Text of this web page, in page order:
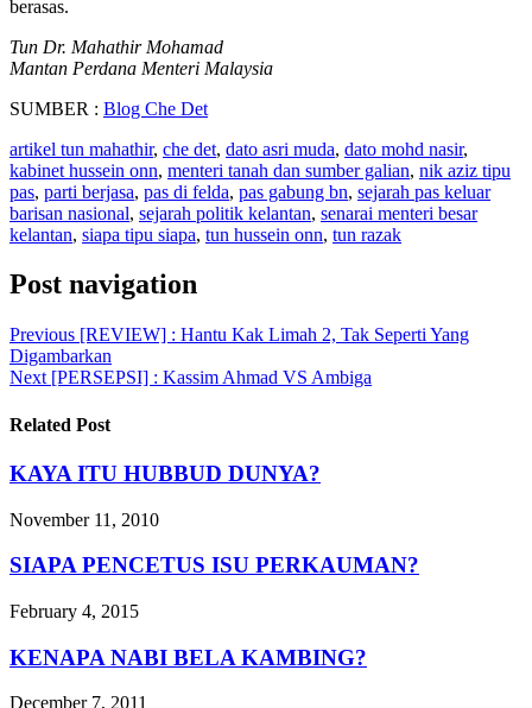
berasas.
Tun Dr. Mahathir Mohamad
Mantan Perdana Menteri Malaysia
SUMBER : Blog Che Det
artikel tun mahathir, che det, dato asri muda, dato mohd nasir,
kabinet hussein onn, menteri tanah dan sumber galian, nik aziz tipu
pas, parti berjasa, pas di felda, pas gabung bn, sejarah pas keluar
barisan nasional, sejarah politik kelantan, senarai menteri besar
kelantan, siapa tipu siapa, tun hussein onn, tun razak
Post navigation
Previous [REVIEW] : Hantu Kak Limah 2, Tak Seperti Yang
Digambarkan
Next [PERSEPSI] : Kassim Ahmad VS Ambiga
Related Post
KAYA ITU HUBBUD DUNYA?
November 11, 2010
SIAPA PENCETUS ISU PERKAUMAN?
February 4, 2015
KENAPA NABI BELA KAMBING?
December 7, 2011